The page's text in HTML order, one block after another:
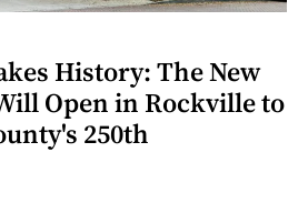
History: The New
Open in Rockville to
250th